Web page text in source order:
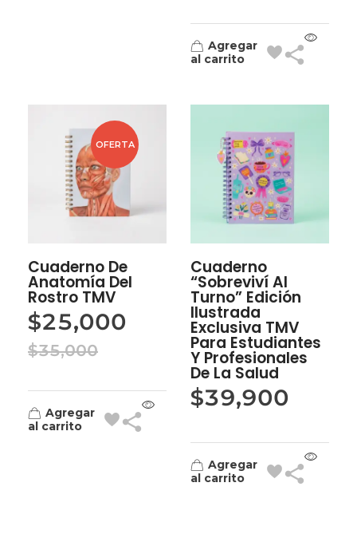
Agregar
al carrito
OFERTA
Cuaderno De
Anatomía Del
Rostro TMV
$25,000
$35,000
Agregar
al carrito
Cuaderno
“Sobreviví Al
Turno” Edición
Ilustrada
Exclusiva TMV
Para Estudiantes
Y Profesionales
De La Salud
$39,900
Agregar
al carrito